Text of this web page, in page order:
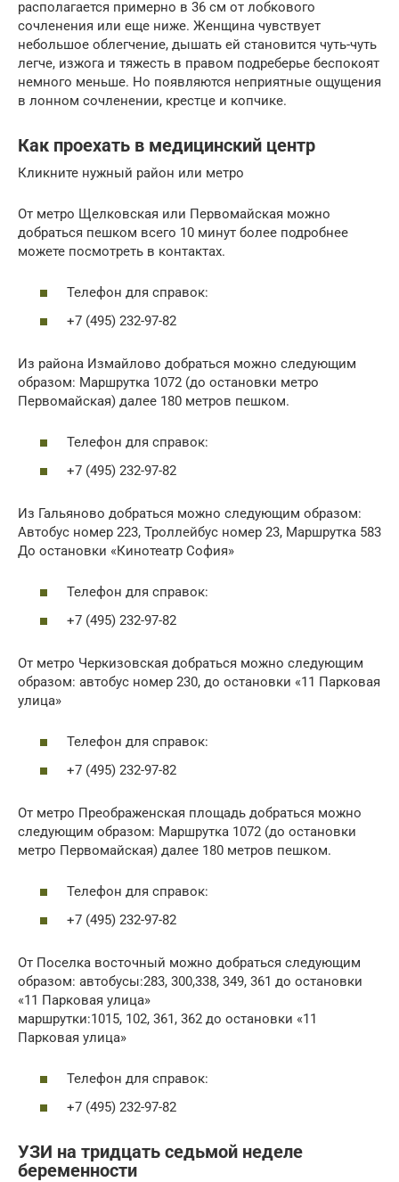
располагается примерно в 36 см от лобкового
сочленения или еще ниже. Женщина чувствует
небольшое облегчение, дышать ей становится чуть-чуть
легче, изжога и тяжесть в правом подреберье беспокоят
немного меньше. Но появляются неприятные ощущения
в лонном сочленении, крестце и копчике.
Как проехать в медицинский центр
Кликните нужный район или метро
От метро Щелковская или Первомайская можно
добраться пешком всего 10 минут более подробнее
можете посмотреть в контактах.
Телефон для справок:
+7 (495) 232-97-82
Из района Измайлово добраться можно следующим
образом: Маршрутка 1072 (до остановки метро
Первомайская) далее 180 метров пешком.
Телефон для справок:
+7 (495) 232-97-82
Из Гальяново добраться можно следующим образом:
Автобус номер 223, Троллейбус номер 23, Маршрутка 583
До остановки «Кинотеатр София»
Телефон для справок:
+7 (495) 232-97-82
От метро Черкизовская добраться можно следующим
образом: автобус номер 230, до остановки «11 Парковая
улица»
Телефон для справок:
+7 (495) 232-97-82
От метро Преображенская площадь добраться можно
следующим образом: Маршрутка 1072 (до остановки
метро Первомайская) далее 180 метров пешком.
Телефон для справок:
+7 (495) 232-97-82
От Поселка восточный можно добраться следующим
образом: автобусы:283, 300,338, 349, 361 до остановки
«11 Парковая улица»
маршрутки:1015, 102, 361, 362 до остановки «11
Парковая улица»
Телефон для справок:
+7 (495) 232-97-82
УЗИ на тридцать седьмой неделе
беременности